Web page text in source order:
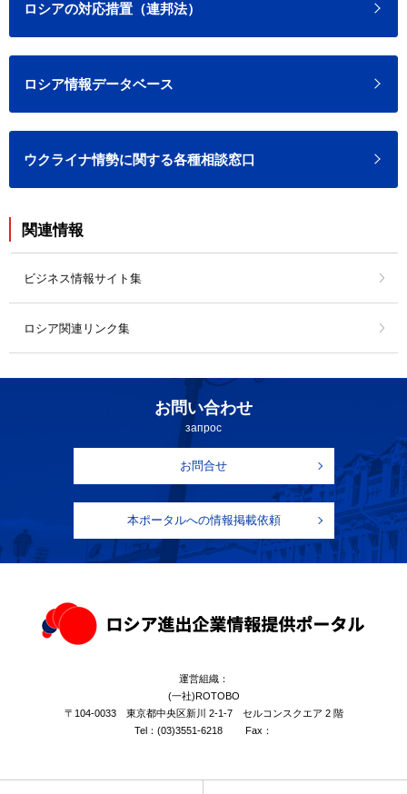
ロシアの対応措置（連邦法）
ロシア情報データベース
ウクライナ情勢に関する各種相談窓口
関連情報
ビジネス情報サイト集
ロシア関連リンク集
お問い合わせ
запрос
お問合せ
本ポータルへの情報掲載依頼
運営組織：
(一社)ROTOBO
〒104-0033 東京都中央区新川 2-1-7 セルコンスクエア 2 階
Tel： (03)3551-6218 Fax：